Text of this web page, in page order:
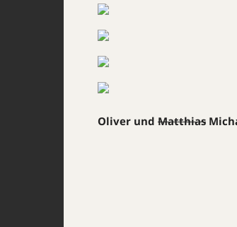
Oliver und Matthias